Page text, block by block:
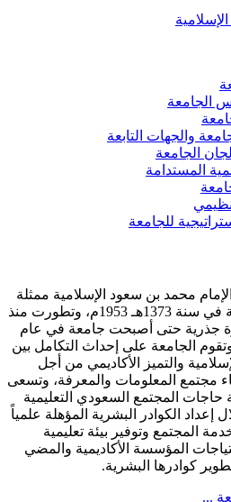
الجامعة
والجهات التابعة
الجامعة
المستدامة
للجامعة
محمد بن سعود الإسلامية ممثلة
في كلية الشريعة في سنة 1373هـ 1953م، وتطورت منذ
جذرية حتى أصبحت جامعة في عام
1974م ، وتقوم الجامعة على إحداث التكامل بين
والتميز الأكاديمي من أجل
مجتمع المعلومات والمعرفة، وتسعى
حاجات المجتمع السعودي التعليمية
إعداد الكوادر البشرية المؤهلة علمياً
المجتمع وتوفير بيئة تعليمية
المؤسسة الأكاديمية والمضي
كوادرها البشرية.
...